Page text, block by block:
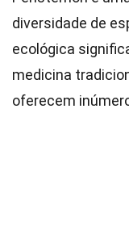
diversidade de
ecológica
medicina
oferecem